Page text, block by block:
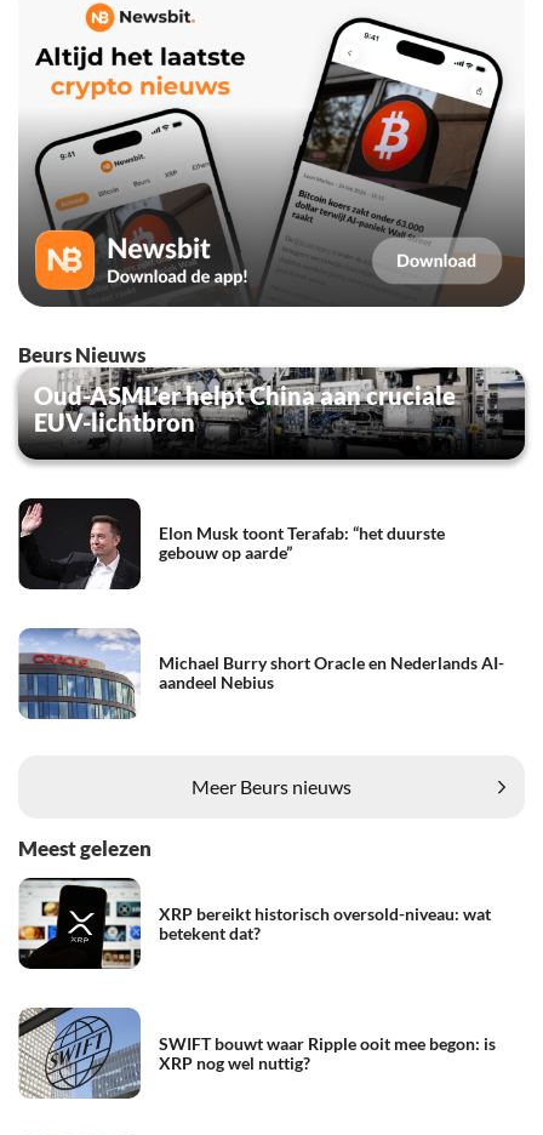
Beurs Nieuws
Oud-ASML’er helpt China aan cruciale
EUV-lichtbron
Elon Musk toont Terafab: “het duurste
gebouw op aarde”
Michael Burry short Oracle en Nederlands AI-
aandeel Nebius
Meer Beurs nieuws
Meest gelezen
XRP bereikt historisch oversold-niveau: wat
betekent dat?
SWIFT bouwt waar Ripple ooit mee begon: is
XRP nog wel nuttig?